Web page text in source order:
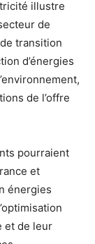
illustre
de
transition
d’énergies
de l’offre
pourraient
et
énergies
et de leur